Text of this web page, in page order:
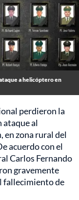
a helicóptero en
perdieron la
ataque al
en zona rural del
acuerdo con el
Carlos Fernando
gravemente
fallecimiento de